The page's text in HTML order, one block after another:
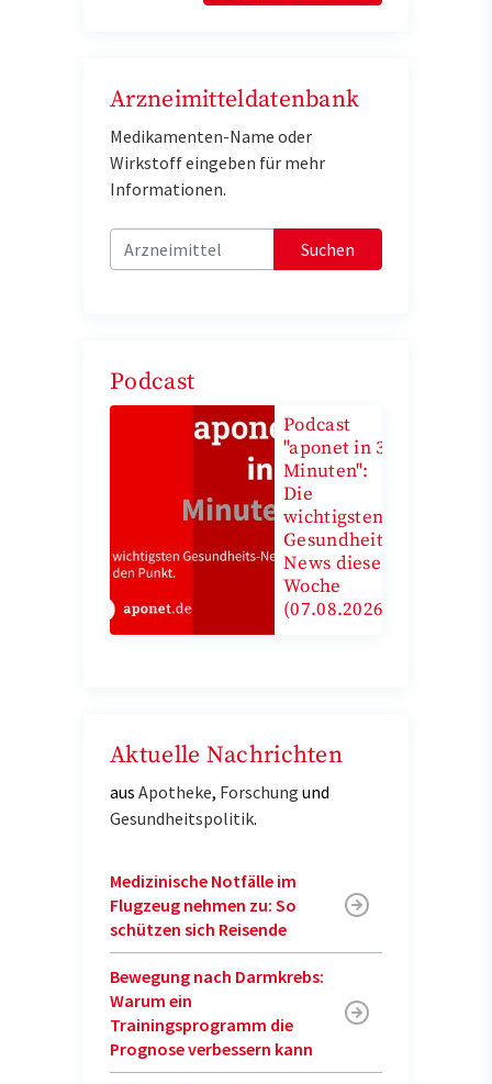
Arzneimitteldatenbank
Medikamenten-Name oder
Wirkstoff eingeben für mehr
Informationen.
Suchen
Podcast
Podcast
"aponet in 3
Minuten":
Die
wichtigsten
Gesundheits-
News diese
Woche
(07.08.2026)
Aktuelle Nachrichten
aus Apotheke, Forschung und
Gesundheitspolitik.
Medizinische Notfälle im
Flugzeug nehmen zu: So
schützen sich Reisende
Bewegung nach Darmkrebs:
Warum ein
Trainingsprogramm die
Prognose verbessern kann